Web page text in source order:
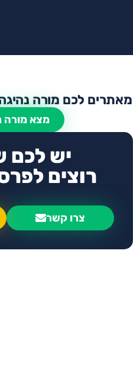
מאתרים לכם מורה
מצא מורה
יש לכם
רוצים
צרו קשר